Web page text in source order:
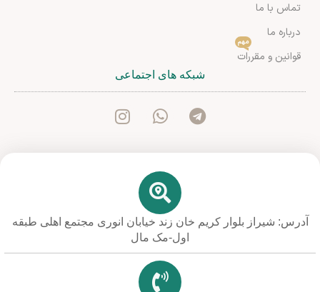
تماس با ما
درباره ما
قوانین و مقررات
مهم
شبکه های اجتماعی
آدرس: شیراز بلوار کریم خان زند خیابان انوری مجتمع اهلی طبقه
اول-مک مال